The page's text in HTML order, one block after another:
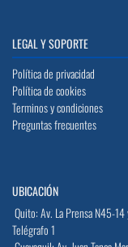
LEGAL Y SOPORTE
Política de privacidad
Política de cookies
Terminos y condiciones
Preguntas frecuentes
UBICACIÓN
Quito: Av. La Prensa N45-14
Telégrafo 1